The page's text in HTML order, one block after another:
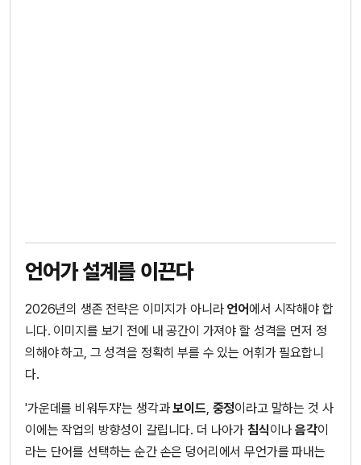
언어가 설계를 이끈다
2026년의 생존 전략은 이미지가 아니라 언어에서 시작해야 합
니다. 이미지를 보기 전에 내 공간이 가져야 할 성격을 먼저 정
의해야 하고, 그 성격을 정확히 부를 수 있는 어휘가 필요합니
다.
'가운데를 비워두자'는 생각과보이드, 중정이라고 말하는 것 사
이에는 작업의 방향성이 갈립니다. 더 나아가 침식이나음각이
라는 단어를 선택하는 순간 손은 덩어리에서 무언가를 파내는